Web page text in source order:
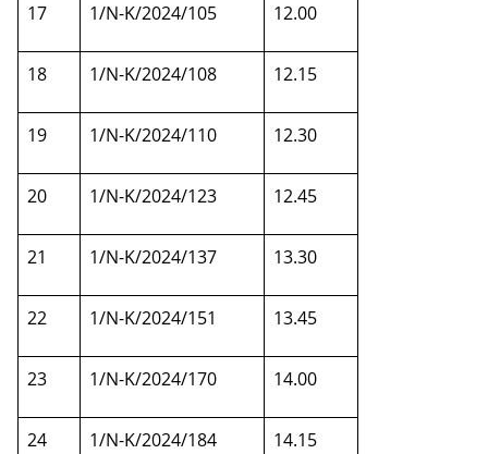
17 1/N-K/2024/105 12.00
18 1/N-K/2024/108 12.15
19 1/N-K/2024/110 12.30
20 1/N-K/2024/123 12.45
21 1/N-K/2024/137 13.30
22 1/N-K/2024/151 13.45
23 1/N-K/2024/170 14.00
24 1/N-K/2024/184 14.15